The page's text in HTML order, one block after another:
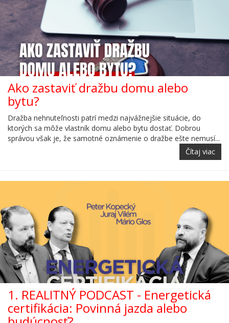
Ako zastaviť dražbu domu alebo
bytu?
Dražba nehnuteľnosti patrí medzi najvážnejšie situácie, do
ktorých sa môže vlastník domu alebo bytu dostať. Dobrou
správou však je, že samotné oznámenie o dražbe ešte nemusí...
Čítaj viac
1. REALITNÝ PODCAST - Energetická
certifikácia: Povinná jazda alebo